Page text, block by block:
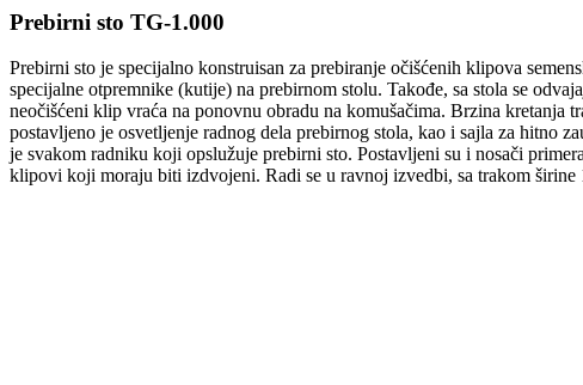
Prebirni sto TG-1.000
Prebirni sto je specijalno konstruisan za prebiranje očišćenih klipova
specijalne otpremnike (kutije) na prebirnom stolu. Takođe, sa stola se
neočišćeni klip vraća na ponovnu obradu na komušačima. Brzina
postavljeno je osvetljenje radnog dela prebirnog stola, kao i sajla za hitno
je svakom radniku koji opslužuje prebirni sto. Postavljeni su i nosači
klipovi koji moraju biti izdvojeni. Radi se u ravnoj izvedbi, sa trakom